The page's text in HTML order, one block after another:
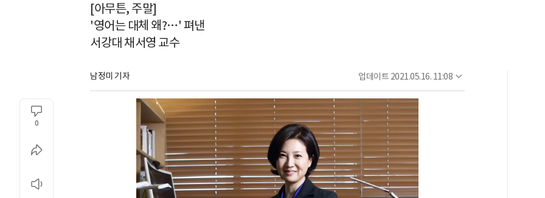
[아무튼, 주말]
'영어는 대체 왜?…' 펴낸
서강대 채서영 교수
남정미 기자 업데이트 2021.05.16. 11:08
0